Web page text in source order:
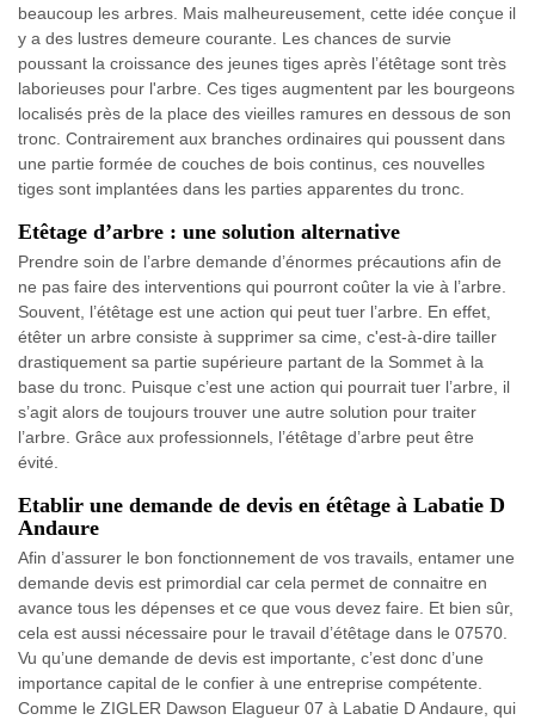
beaucoup les arbres. Mais malheureusement, cette idée conçue il
y a des lustres demeure courante. Les chances de survie
poussant la croissance des jeunes tiges après l’étêtage sont très
laborieuses pour l'arbre. Ces tiges augmentent par les bourgeons
localisés près de la place des vieilles ramures en dessous de son
tronc. Contrairement aux branches ordinaires qui poussent dans
une partie formée de couches de bois continus, ces nouvelles
tiges sont implantées dans les parties apparentes du tronc.
Etêtage d’arbre : une solution alternative
Prendre soin de l’arbre demande d’énormes précautions afin de
ne pas faire des interventions qui pourront coûter la vie à l’arbre.
Souvent, l’étêtage est une action qui peut tuer l’arbre. En effet,
étêter un arbre consiste à supprimer sa cime, c'est-à-dire tailler
drastiquement sa partie supérieure partant de la Sommet à la
base du tronc. Puisque c’est une action qui pourrait tuer l’arbre, il
s’agit alors de toujours trouver une autre solution pour traiter
l’arbre. Grâce aux professionnels, l’étêtage d’arbre peut être
évité.
Etablir une demande de devis en étêtage à Labatie D
Andaure
Afin d’assurer le bon fonctionnement de vos travails, entamer une
demande devis est primordial car cela permet de connaitre en
avance tous les dépenses et ce que vous devez faire. Et bien sûr,
cela est aussi nécessaire pour le travail d’étêtage dans le 07570.
Vu qu’une demande de devis est importante, c’est donc d’une
importance capital de le confier à une entreprise compétente.
Comme le ZIGLER Dawson Elagueur 07 à Labatie D Andaure, qui